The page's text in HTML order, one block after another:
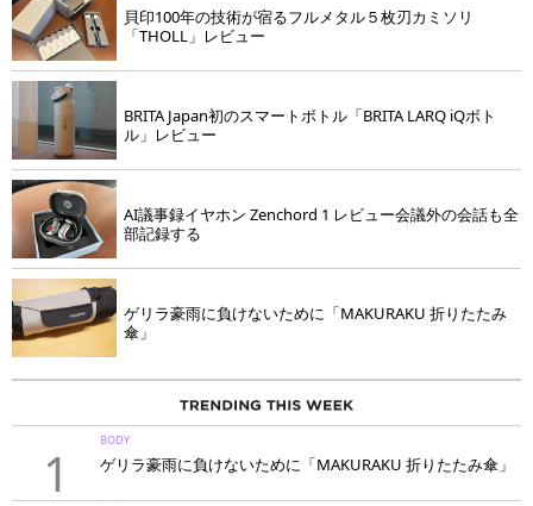
貝印100年の技術が宿るフルメタル５枚刃カミソリ
「THOLL」レビュー
BRITA Japan初のスマートボトル「BRITA LARQ iQボト
ル」レビュー
AI議事録イヤホン Zenchord 1 レビュー会議外の会話も全
部記録する
ゲリラ豪雨に負けないために「MAKURAKU 折りたたみ
傘」
1
BODY
ゲリラ豪雨に負けないために「MAKURAKU 折りたたみ傘」